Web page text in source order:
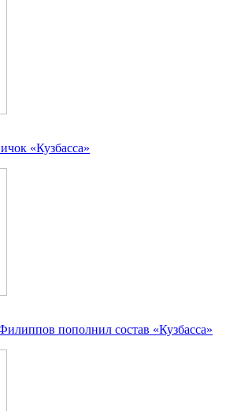
«Кузбасса»
пополнил состав «Кузбасса»